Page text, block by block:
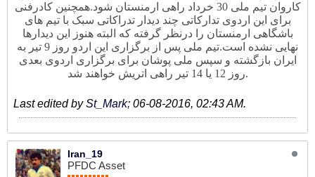
کاروان تیم ملی 30 خرداد راهی ارمنستان شود.
همچنین کادرفنی
برای این اردوی تدارکاتی چند دیدار تدراکاتی سبک با تیم های
باشگاهی ارمنستان را درنظر گرفته که البته هنوز این دیدارها
نهایی نشده است.
تیم ملی پس از برگزاری این اردو روز 9 تیر به
ایران بازگشته و سپس ملی پوشان برای برگزاری اردوی بعدی
روز 12 یا 14 تیر راهی اتریش خواهند شد.
Last edited bySt_Mark; 06-08-2016, 02:43 AM.
Iran_19
PFDC Asset